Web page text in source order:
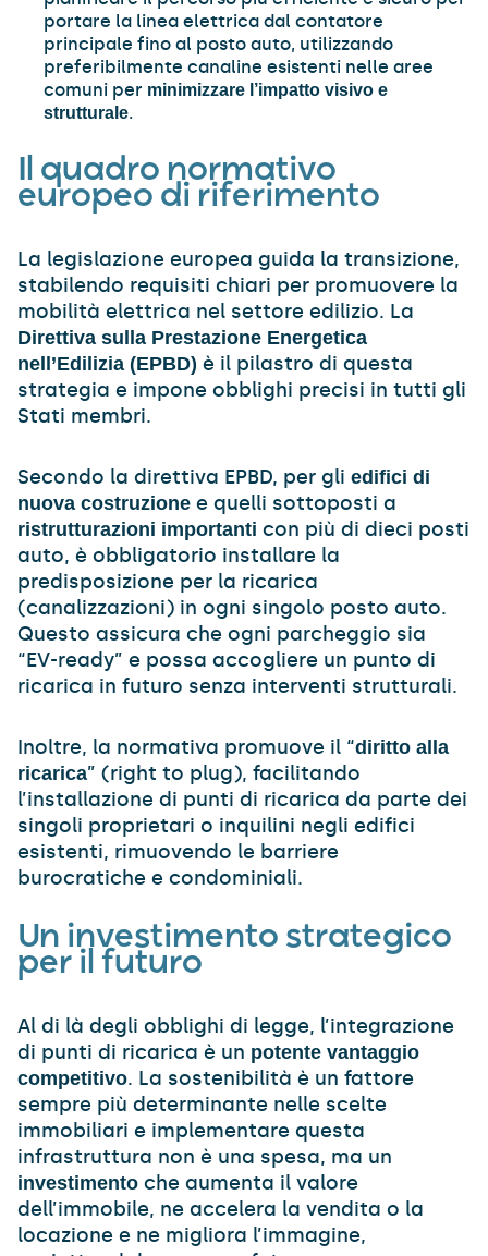
portare la linea elettrica dal contatore
principale fino al posto auto, utilizzando
preferibilmente canaline esistenti nelle aree
comuni per minimizzare l’impatto visivo e
strutturale.
Il quadro normativo
europeo di riferimento
La legislazione europea guida la transizione,
stabilendo requisiti chiari per promuovere la
mobilità elettrica nel settore edilizio. La
Direttiva sulla Prestazione Energetica
nell’Edilizia (EPBD) è il pilastro di questa
strategia e impone obblighi precisi in tutti gli
Stati membri.
Secondo la direttiva EPBD, per gli edifici di
nuova costruzione e quelli sottoposti a
ristrutturazioni importanti con più di dieci posti
auto, è obbligatorio installare la
predisposizione per la ricarica
(canalizzazioni) in ogni singolo posto auto.
Questo assicura che ogni parcheggio sia
“EV-ready” e possa accogliere un punto di
ricarica in futuro senza interventi strutturali.
Inoltre, la normativa promuove il “diritto alla
ricarica” (right to plug), facilitando
l’installazione di punti di ricarica da parte dei
singoli proprietari o inquilini negli edifici
esistenti, rimuovendo le barriere
burocratiche e condominiali.
Un investimento strategico
per il futuro
Al di là degli obblighi di legge, l’integrazione
di punti di ricarica è un potente vantaggio
competitivo. La sostenibilità è un fattore
sempre più determinante nelle scelte
immobiliari e implementare questa
infrastruttura non è una spesa, ma un
investimento che aumenta il valore
dell’immobile, ne accelera la vendita o la
locazione e ne migliora l’immagine,